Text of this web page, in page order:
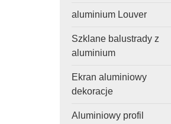
aluminium Louver
Szklane balustrady z
aluminium
Ekran aluminiowy
dekoracje
Aluminiowy profil